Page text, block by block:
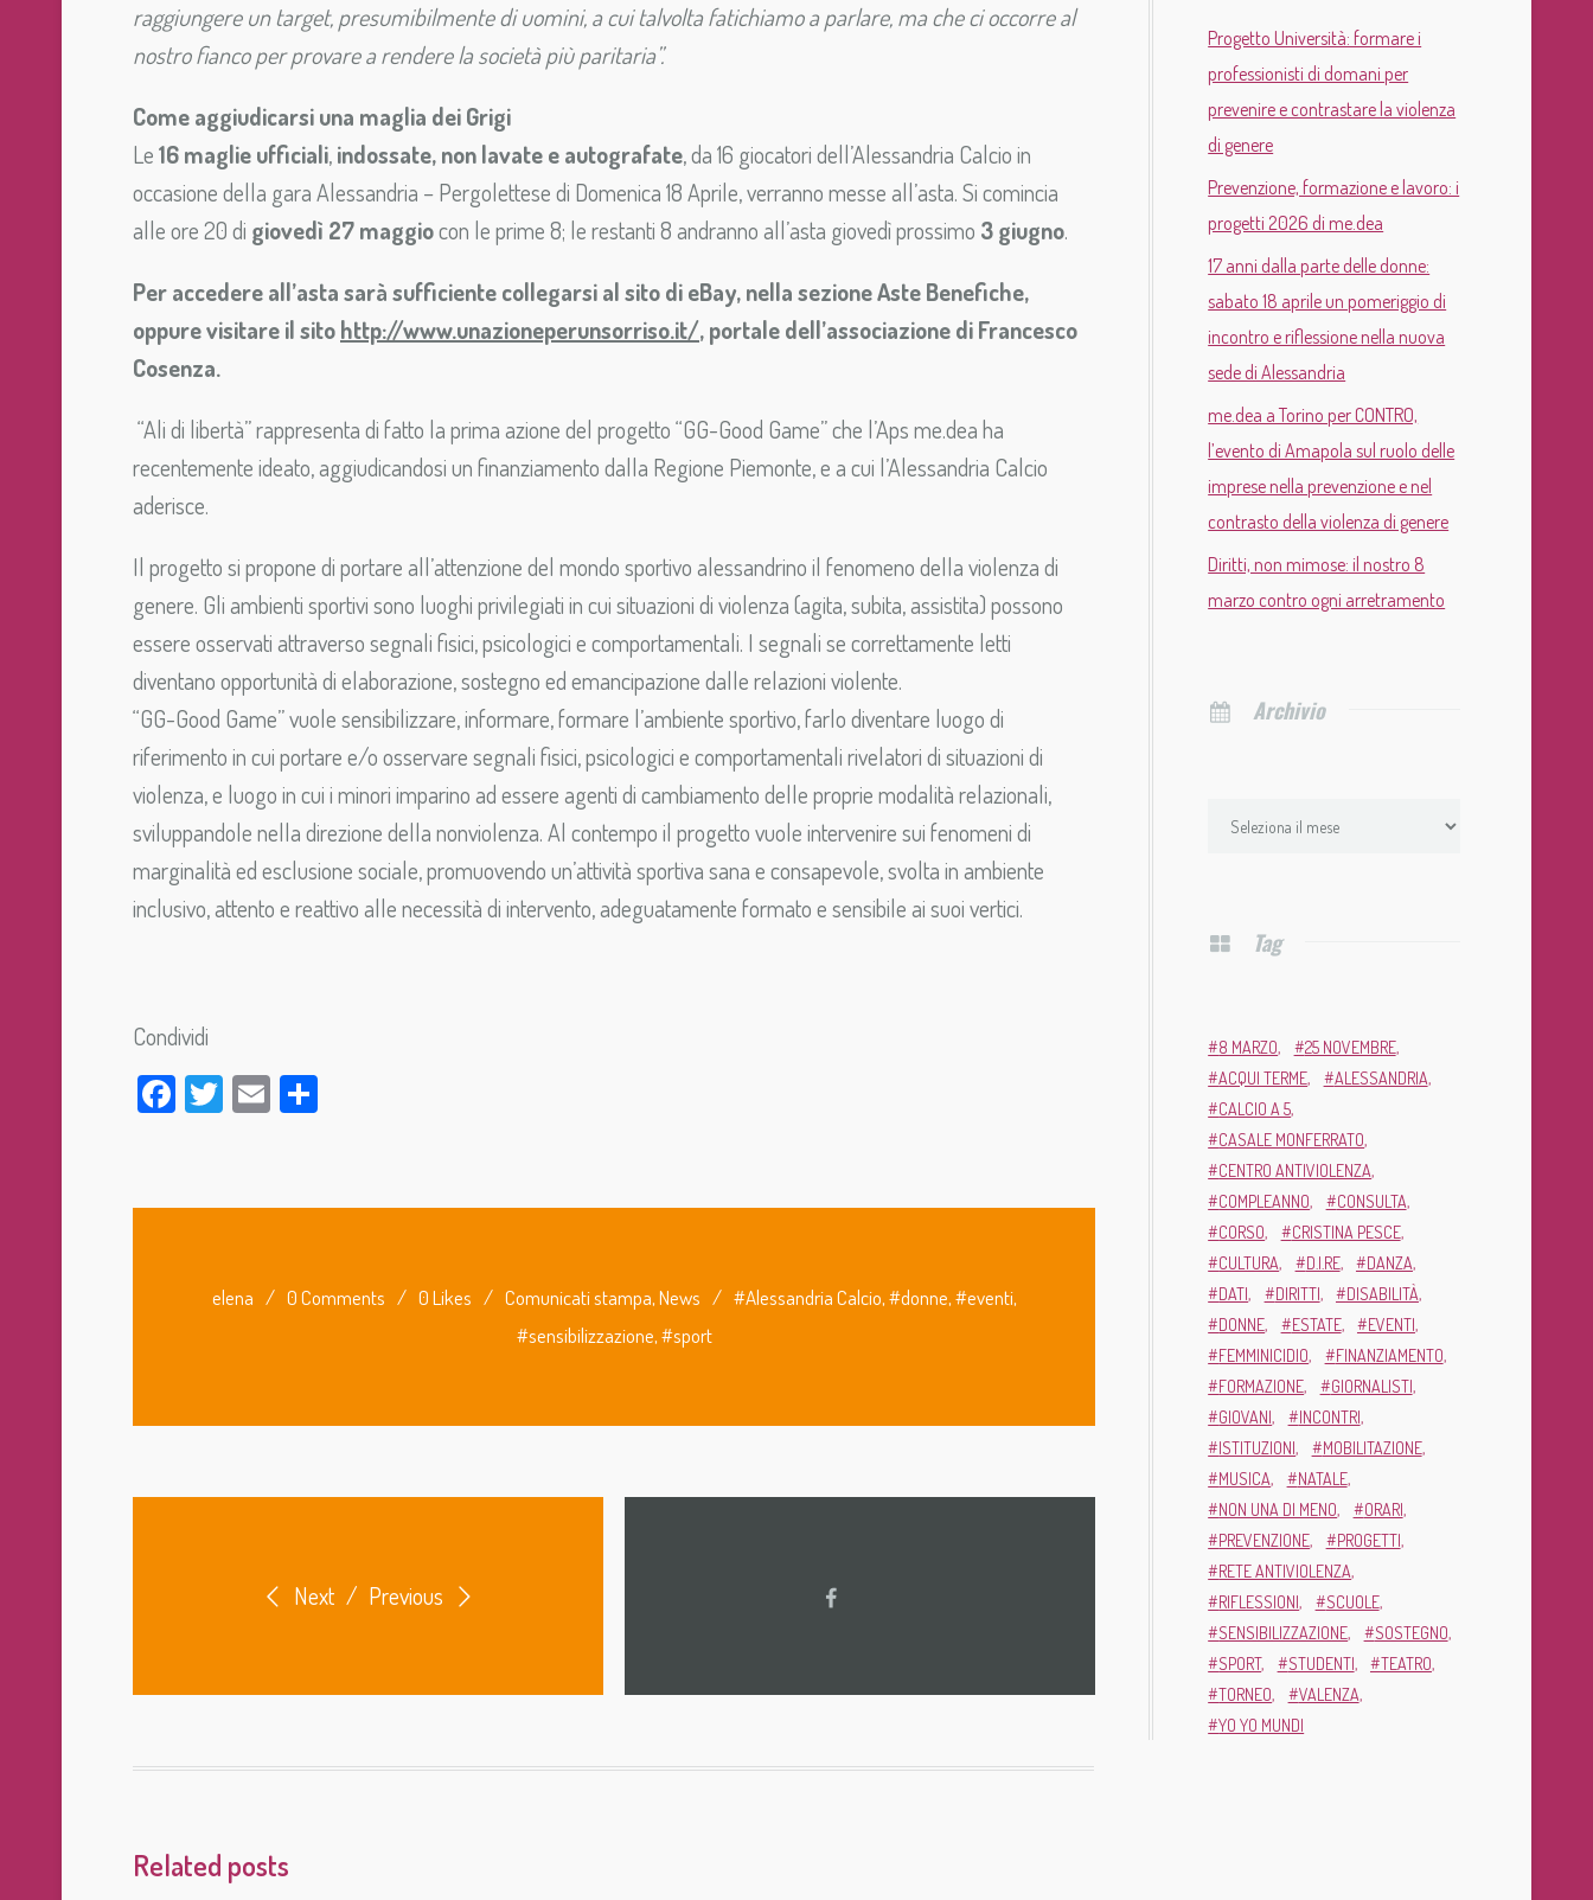
raggiungere un target, presumibilmente di uomini, a cui talvolta fatichiamo a parlare, ma che ci occorre al
nostro fianco per provare a rendere la società più paritaria”.
Come aggiudicarsi una maglia dei Grigi
Le16 maglie ufficiali,indossate, non lavate e autografate, da 16 giocatori dell’Alessandria Calcio in
occasione della gara Alessandria – Pergolettese di Domenica 18 Aprile, verranno messe all’asta. Si comincia
alle ore 20 di giovedì 27 maggiocon le prime 8; le restanti 8 andranno all’asta giovedì prossimo 3 giugno.
Per accedere all’asta sarà sufficiente collegarsi al sito di eBay, nella sezione Aste Benefiche,
oppure visitare il sitohttp://www.unazioneperunsorriso.it/, portale dell’associazione di Francesco
Cosenza.
“Ali di libertà” rappresenta di fatto la prima azione del progetto “GG-Good Game” che l’Aps me.dea ha
recentemente ideato, aggiudicandosi un finanziamento dalla Regione Piemonte, e a cui l’Alessandria Calcio
aderisce.
Il progetto si propone di portare all’attenzione del mondo sportivo alessandrino il fenomeno della violenza di
genere. Gli ambienti sportivi sono luoghi privilegiati in cui situazioni di violenza (agita, subita, assistita) possono
essere osservati attraverso segnali fisici, psicologici e comportamentali. I segnali se correttamente letti
diventano opportunità di elaborazione, sostegno ed emancipazione dalle relazioni violente.
“GG-Good Game” vuole sensibilizzare, informare, formare l’ambiente sportivo, farlo diventare luogo di
riferimento in cui portare e/o osservare segnali fisici, psicologici e comportamentali rivelatori di situazioni di
violenza, e luogo in cui i minori imparino ad essere agenti di cambiamento delle proprie modalità relazionali,
sviluppandole nella direzione della nonviolenza. Al contempo il progetto vuole intervenire sui fenomeni di
marginalità ed esclusione sociale, promuovendo un’attività sportiva sana e consapevole, svolta in ambiente
inclusivo, attento e reattivo alle necessità di intervento, adeguatamente formato e sensibile ai suoi vertici.
Condividi
Facebook
Twitter
Email
elena / 0 Comments / 0 Likes / Comunicati stampa,News / #Alessandria Calcio,#donne,#eventi,
#sensibilizzazione,#sport
Next / Previous
Related posts
Progetto Università: formare i
professionisti di domani per
prevenire e contrastare la violenza
di genere
Prevenzione, formazione e lavoro: i
progetti 2026 di me.dea
17 anni dalla parte delle donne:
sabato 18 aprile un pomeriggio di
incontro e riflessione nella nuova
sede di Alessandria
me.dea a Torino per CONTRO,
l’evento di Amapola sul ruolo delle
imprese nella prevenzione e nel
contrasto della violenza di genere
Diritti, non mimose: il nostro 8
marzo contro ogni arretramento
Archivio
Tag
8 MARZO
25 NOVEMBRE
ACQUI TERME
ALESSANDRIA
CALCIO A 5
CASALE MONFERRATO
CENTRO ANTIVIOLENZA
COMPLEANNO
CONSULTA
CORSO
CRISTINA PESCE
CULTURA
D.I.RE
DANZA
DATI
DIRITTI
DISABILITÀ
DONNE
ESTATE
EVENTI
FEMMINICIDIO
FINANZIAMENTO
FORMAZIONE
GIORNALISTI
GIOVANI
INCONTRI
ISTITUZIONI
MOBILITAZIONE
MUSICA
NATALE
NON UNA DI MENO
ORARI
PREVENZIONE
PROGETTI
RETE ANTIVIOLENZA
RIFLESSIONI
SCUOLE
SENSIBILIZZAZIONE
SOSTEGNO
SPORT
STUDENTI
TEATRO
TORNEO
VALENZA
YO YO MUNDI